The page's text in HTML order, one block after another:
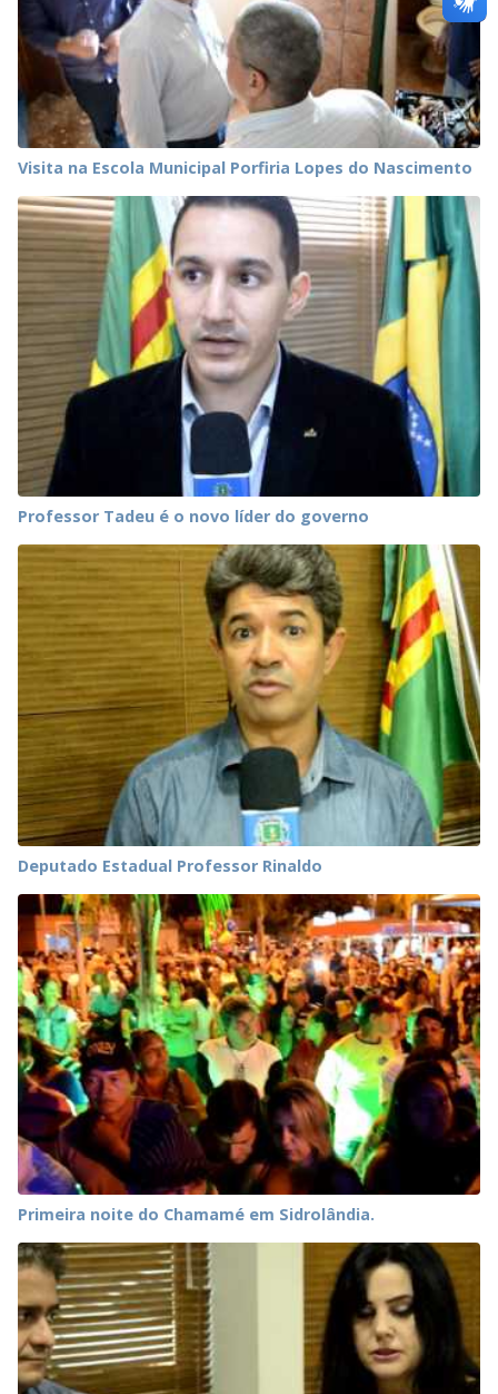
Visita na Escola Municipal Porfiria Lopes do Nascimento
Professor Tadeu é o novo líder do governo
Deputado Estadual Professor Rinaldo
Primeira noite do Chamamé em Sidrolândia.